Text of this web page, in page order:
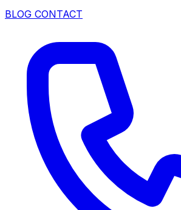
BLOG CONTACT